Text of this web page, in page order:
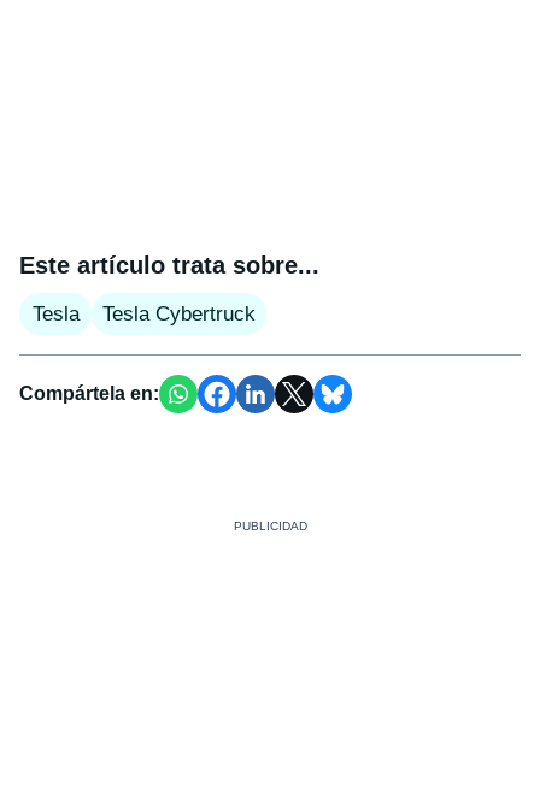
Este artículo trata sobre...
Tesla Tesla Cybertruck
Compártela en: